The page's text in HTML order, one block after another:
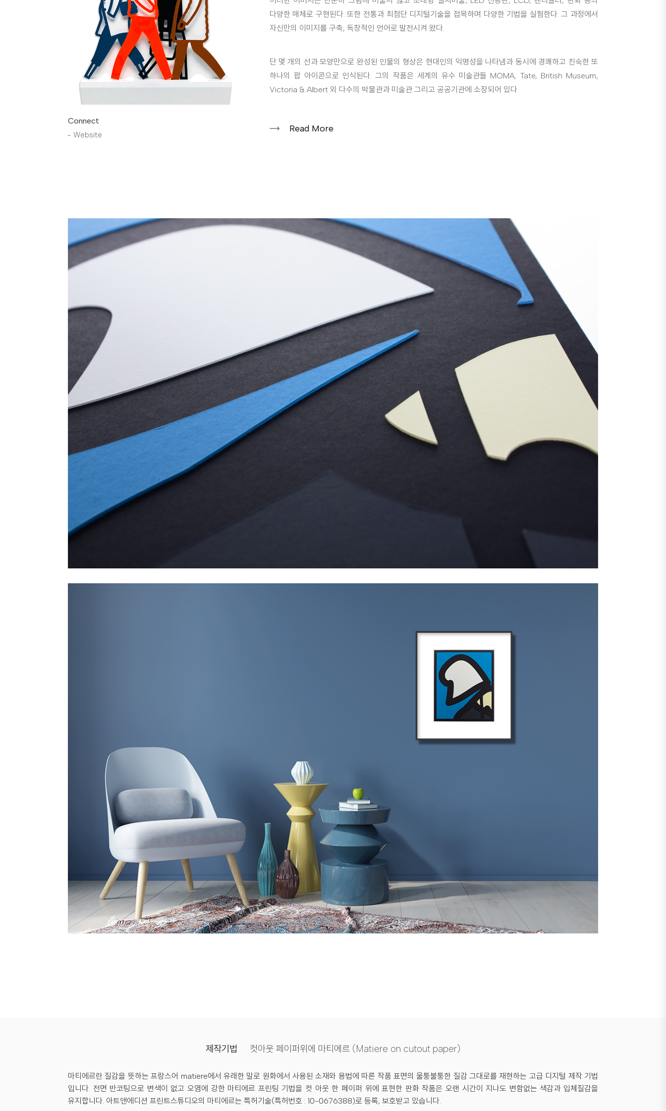
Connect
Website
다양한 매체로 구현된다. 또한 전통과 최첨단 디지털기술을 접목하며 다양한 기법을 실험한다. 그 과정에서
자신만의 이미지를 구축, 독창적인 언어로 발전시켜 왔다.
단 몇 개의 선과 모양만으로 완성된 인물의 형상은 현대인의 익명성을 나타냄과 동시에 경쾌하고 친숙한 또
하나의 팝 아이콘으로 인식된다. 그의 작품은 세계의 유수 미술관들 MOMA, Tate, British Museum,
Victoria & Albert 외 다수의 박물관과 미술관 그리고 공공기관에 소장되어 있다.
Read More
제작기법 컷아웃 페이퍼위에 마티에르 (Matiere on cutout paper)
마티에르란 질감을 뜻하는 프랑스어 matiere에서 유래한 말로 원화에서 사용된 소재와 용법에 따른 작품 표면의 울퉁불퉁한 질감 그대로를 재현하는 고급 디지털 제작 기법
입니다. 전면 반코팅으로 변색이 없고 오염에 강한 마티에르 프린팅 기법을 컷 아웃 한 페이퍼 위에 표현한 판화 작품은 오랜 시간이 지나도 변함없는 색감과 입체질감을
유지합니다. 아트앤에디션 프린트스튜디오의 마티에르는 특허기술(특허번호 : 10-0676388)로 등록, 보호받고 있습니다.